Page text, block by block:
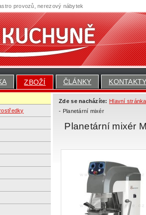
ZBOŽÍ ČLÁNKY
Zde se nacházíte: Hlavní stránka
- Planetární mixér
Planetární mixér
provozů, nerezový nábytek